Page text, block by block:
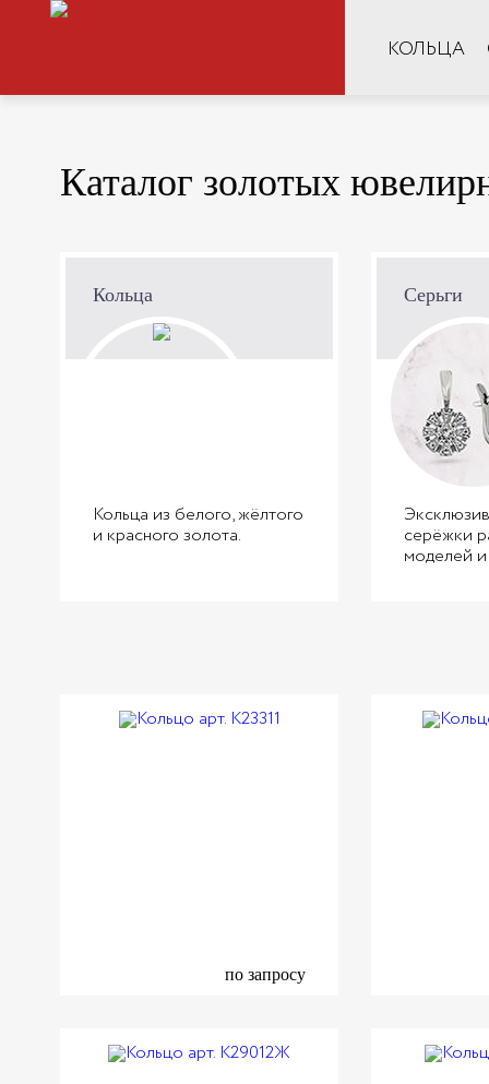
КОЛЬЦА
Каталог золотых
Кольца
Кольца из белого, жёлтого
и красного золота.
Серьги
серёжки
моделей
по запросу